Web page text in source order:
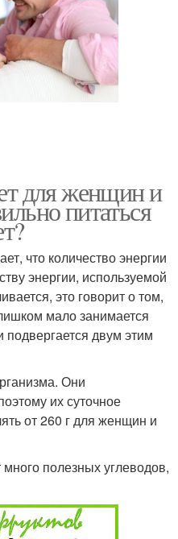
для женщин и
питаться
что количество энергии
энергии, используемой
это говорит о том,
мало занимается
двум этим
Они
их суточное
от 260 г для женщин и
полезных углеводов,